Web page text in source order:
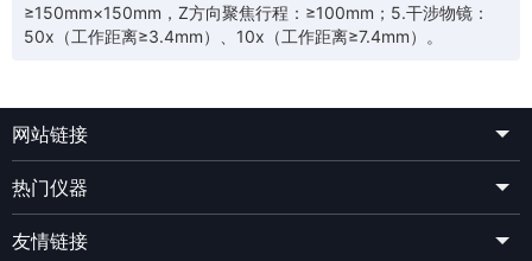
≥150mm×150mm，Z方向聚焦行程：≥100mm；5.干涉物镜：
50x（工作距离≥3.4mm）、10x（工作距离≥7.4mm）。
网站链接
热门仪器
友情链接